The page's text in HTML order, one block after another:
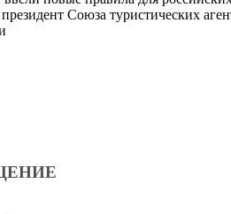
Союза туристических